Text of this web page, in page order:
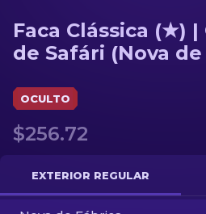
Rifles de Precisão
Luvas
Outro
Faca Clássica (★) |
de Safári (Nova
OCULTO
$256.72
EXTERIOR REGULAR